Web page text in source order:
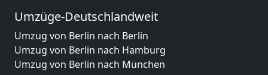
Umzüge-Deutschlandweit
Umzug von Berlin nach Berlin
Umzug von Berlin nach Hamburg
Umzug von Berlin nach München